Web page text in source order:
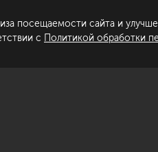
обработки персональных
посещаемости сайта и
с Политикой обработки